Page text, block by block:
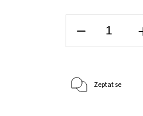
Zeptat se